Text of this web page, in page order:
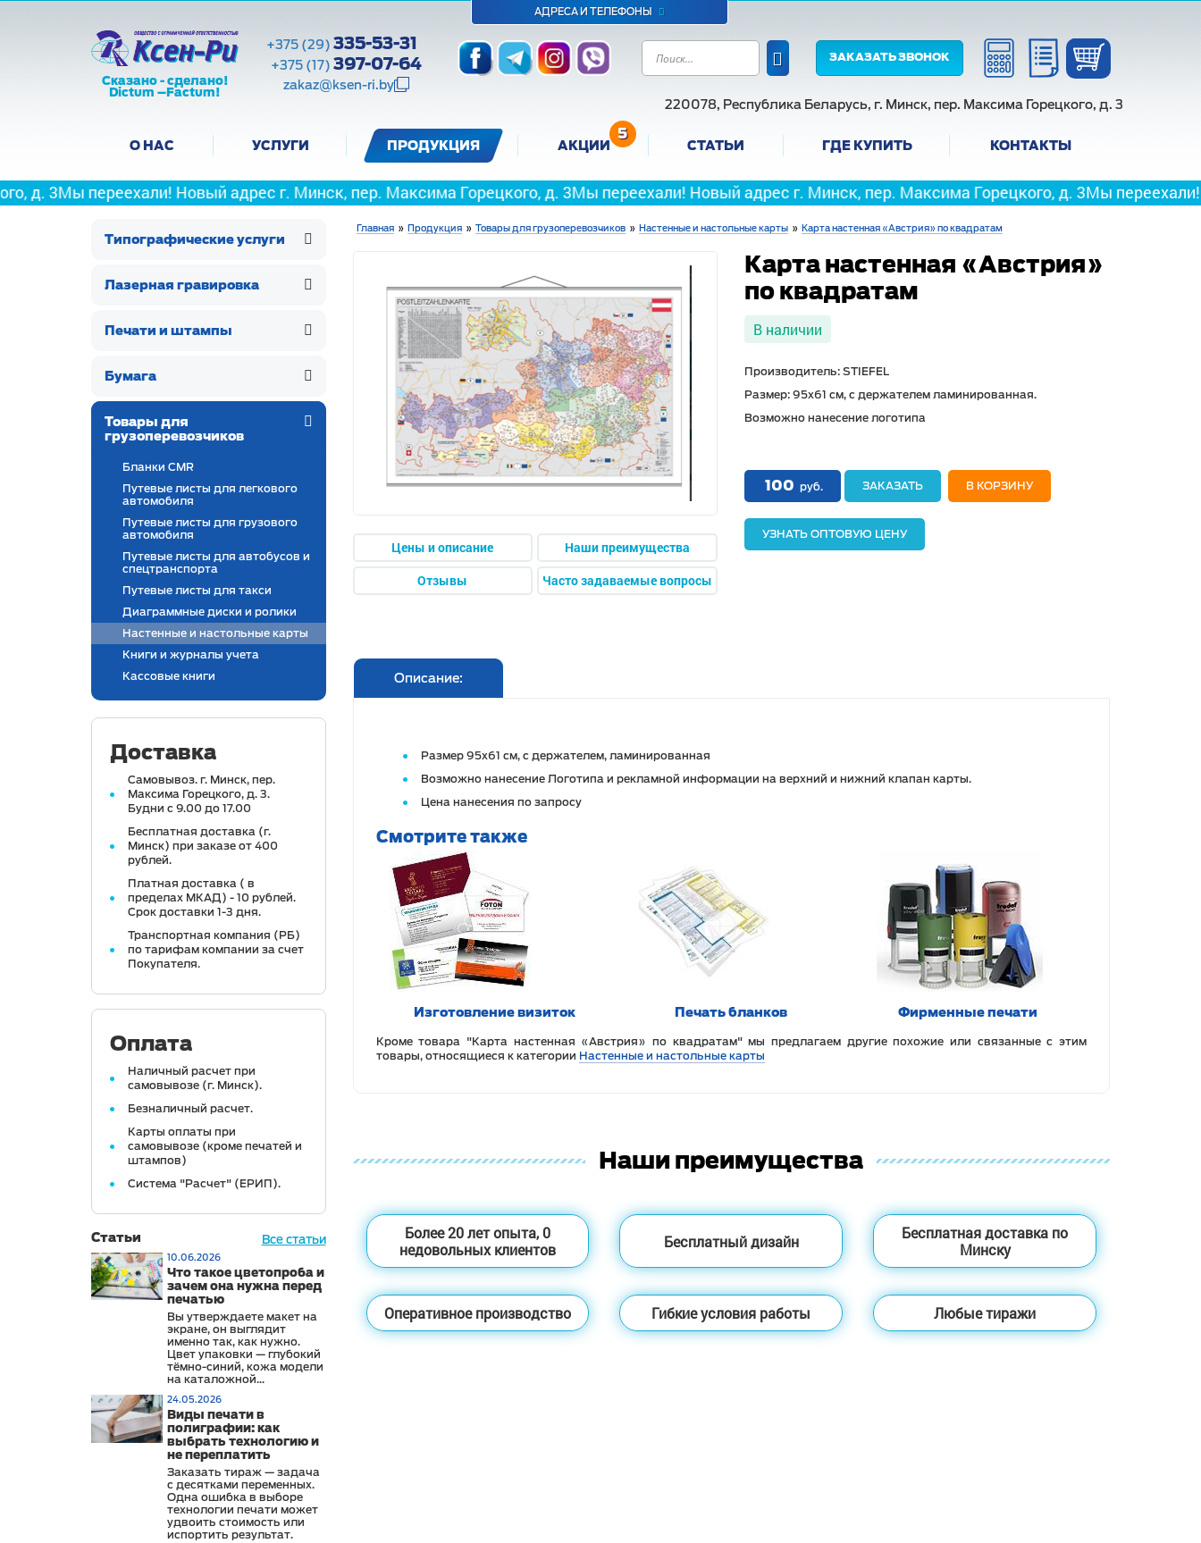
АДРЕСА И ТЕЛЕФОНЫ
Сказано - сделано!
Dictum –Factum!
+375 (29) 335-53-31
+375 (17) 397-07-64
zakaz@ksen-ri.by
ЗАКАЗАТЬ ЗВОНОК
220078, Республика Беларусь, г. Минск, пер. Максима Горецкого, д. 3
О НАС УСЛУГИ ПРОДУКЦИЯ АКЦИИ
5
СТАТЬИ ГДЕ КУПИТЬ КОНТАКТЫ
Новый адрес г. Минск, пер. Максима Горецкого, д. 3Мы переехали! Новый адрес г. Минск, пер. Максима Горецкого, д. 3Мы переехали! Новый
Типографические услуги
Лазерная гравировка
Печати и штампы
Бумага
Товары для
грузоперевозчиков
Бланки CMR
Путевые листы для легкового
автомобиля
Путевые листы для грузового
автомобиля
Путевые листы для автобусов и
спецтранспорта
Путевые листы для такси
Диаграммные диски и ролики
Настенные и настольные карты
Книги и журналы учета
Кассовые книги
Доставка
Самовывоз. г. Минск, пер.
Максима Горецкого, д. 3.
Будни с 9.00 до 17.00
Бесплатная доставка (г.
Минск) при заказе от 400
рублей.
Платная доставка ( в
пределах МКАД) - 10 рублей.
Срок доставки 1-3 дня.
Транспортная компания (РБ)
по тарифам компании за счет
Покупателя.
Оплата
Наличный расчет при
самовывозе (г. Минск).
Безналичный расчет.
Карты оплаты при
самовывозе (кроме печатей и
штампов)
Система "Расчет" (ЕРИП).
Статьи Все статьи
10.06.2026
Что такое цветопроба и
зачем она нужна перед
печатью
Вы утверждаете макет на
экране, он выглядит
именно так, как нужно.
Цвет упаковки — глубокий
тёмно-синий, кожа модели
на каталожной
натуральная, логотип —
строго в фирменном
оттенке. Тираж приходит,
и что-то не так: синий стал
холоднее, кожа чуть
зеленит, логотип выглядит
иначе, чем на сайте и в
офисных материалах.
24.05.2026
Виды печати в
полиграфии: как
выбрать технологию и
не переплатить
Заказать тираж — задача
с десятками переменных.
Одна ошибка в выборе
технологии печати может
удвоить стоимость или
испортить результат.
Главная » Продукция » Товары для грузоперевозчиков » Настенные и настольные карты » Карта настенная «Австрия» по квадратам
Цены и описание
Наши преимущества
Отзывы
Часто задаваемые вопросы
Карта настенная «Австрия»
по квадратам
В наличии
Производитель: STIEFEL
Размер: 95х61 см, с держателем ламинированная.
Возможно нанесение логотипа
100 руб. ЗАКАЗАТЬ В КОРЗИНУ
УЗНАТЬ ОПТОВУЮ ЦЕНУ
Описание:
Размер 95х61 см, с держателем, ламинированная
Возможно нанесение Логотипа и рекламной информации на верхний и нижний клапан карты.
Цена нанесения по запросу
Смотрите также
Изготовление визиток Печать бланков Фирменные печати
Кроме товара "Карта настенная «Австрия» по квадратам" мы предлагаем другие похожие или связанные с этим
товары, относящиеся к категории Настенные и настольные карты
Наши преимущества
Более 20 лет опыта, 0
недовольных клиентов
Бесплатный дизайн
Бесплатная доставка по
Минску
Оперативное производство Гибкие условия работы Любые тиражи